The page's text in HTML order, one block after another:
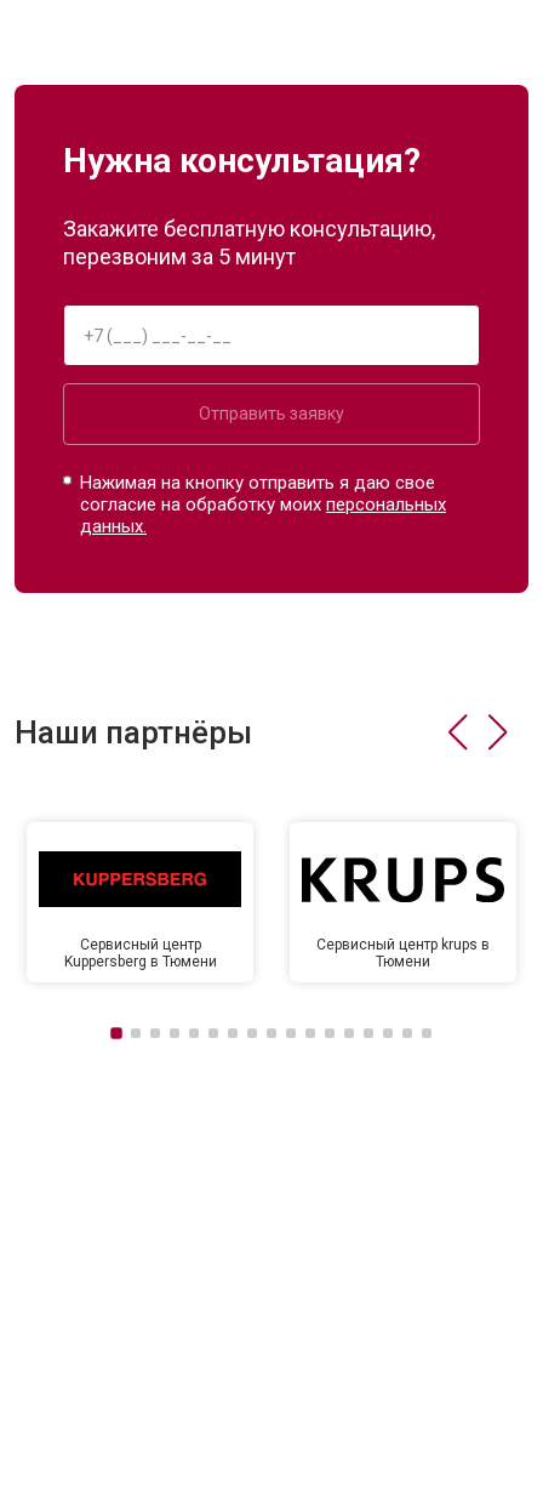
Нужна консультация?
Закажите бесплатную консультацию,
перезвоним за 5 минут
Отправить заявку
Нажимая на кнопку отправить я даю свое
согласие на обработку моихперсональных
данных.
Наши партнёры
Сервисный центр
Kuppersberg в Тюмени
Сервисный центр krups в
Тюмени